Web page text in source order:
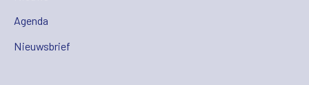
Agenda
Nieuwsbrief